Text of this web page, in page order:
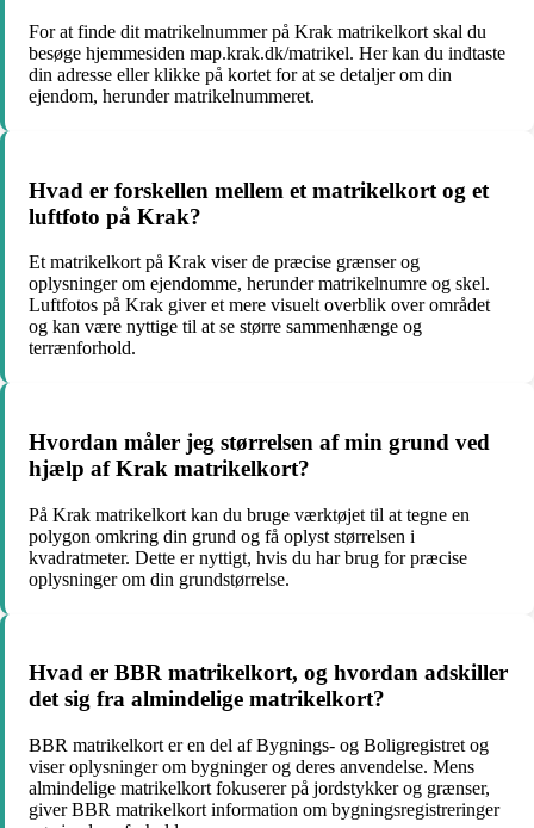
For at finde dit matrikelnummer på Krak matrikelkort skal du
besøge hjemmesiden map.krak.dk/matrikel. Her kan du indtaste
din adresse eller klikke på kortet for at se detaljer om din
ejendom, herunder matrikelnummeret.
Hvad er forskellen mellem et matrikelkort og et
luftfoto på Krak?
Et matrikelkort på Krak viser de præcise grænser og
oplysninger om ejendomme, herunder matrikelnumre og skel.
Luftfotos på Krak giver et mere visuelt overblik over området
og kan være nyttige til at se større sammenhænge og
terrænforhold.
Hvordan måler jeg størrelsen af min grund ved
hjælp af Krak matrikelkort?
På Krak matrikelkort kan du bruge værktøjet til at tegne en
polygon omkring din grund og få oplyst størrelsen i
kvadratmeter. Dette er nyttigt, hvis du har brug for præcise
oplysninger om din grundstørrelse.
Hvad er BBR matrikelkort, og hvordan adskiller
det sig fra almindelige matrikelkort?
BBR matrikelkort er en del af Bygnings- og Boligregistret og
viser oplysninger om bygninger og deres anvendelse. Mens
almindelige matrikelkort fokuserer på jordstykker og grænser,
giver BBR matrikelkort information om bygningsregistreringer